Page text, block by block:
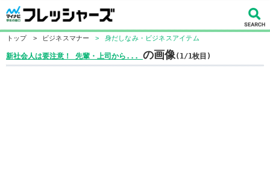
トップ > ビジネスマナー > 身だしなみ・ビジネスアイテム
新社会人は要注意！ 先輩・上司から... の画像(1/1枚目)